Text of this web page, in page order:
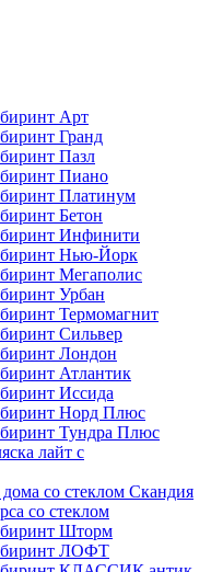
Арт
Гранд
Пазл
Пиано
Платинум
Бетон
Инфинити
Нью-Йорк
Мегаполис
Урбан
Термомагнит
Сильвер
Лондон
Атлантик
Иссида
Норд Плюс
Тундра Плюс
лайт с
со стеклом Скандия
со стеклом
Шторм
ЛОФТ